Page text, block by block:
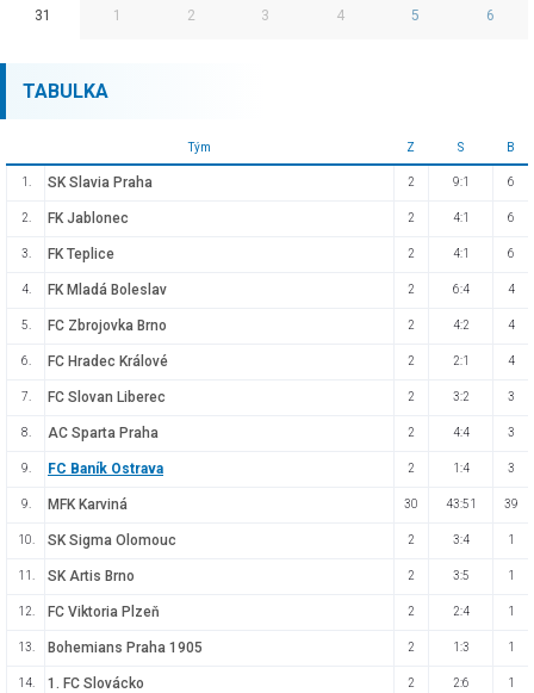
31 1 2 3 4 5 6
TABULKA
Tým Z S B
1. SK Slavia Praha 2 9:1 6
2. FK Jablonec 2 4:1 6
3. FK Teplice 2 4:1 6
4. FK Mladá Boleslav 2 6:4 4
5. FC Zbrojovka Brno 2 4:2 4
6. FC Hradec Králové 2 2:1 4
7. FC Slovan Liberec 2 3:2 3
8. AC Sparta Praha 2 4:4 3
9. FC Baník Ostrava 2 1:4 3
9. MFK Karviná 30 43:51 39
10. SK Sigma Olomouc 2 3:4 1
11. SK Artis Brno 2 3:5 1
12. FC Viktoria Plzeň 2 2:4 1
13. Bohemians Praha 1905 2 1:3 1
14. 1. FC Slovácko 2 2:6 1